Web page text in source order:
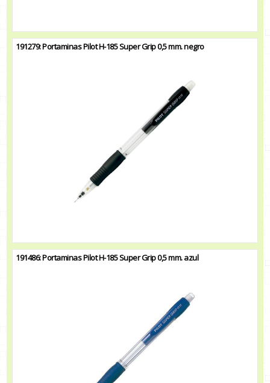
191279: Portaminas Pilot H-185 Super Grip 0,5 mm. negro
191486: Portaminas Pilot H-185 Super Grip 0,5 mm. azul